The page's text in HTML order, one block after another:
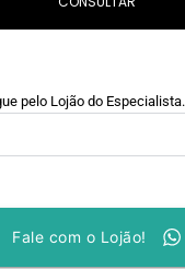
pelo Lojão do Especialista.
Fale com o Lojão!